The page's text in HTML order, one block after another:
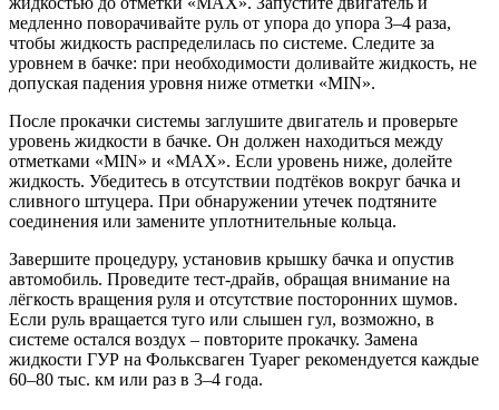
медленно поворачивайте руль от упора до упора 3–4 раза,
чтобы жидкость распределилась по системе. Следите за
уровнем в бачке: при необходимости доливайте жидкость, не
допуская падения уровня ниже отметки «MIN».
После прокачки системы заглушите двигатель и проверьте
уровень жидкости в бачке. Он должен находиться между
отметками «MIN» и «MAX». Если уровень ниже, долейте
жидкость. Убедитесь в отсутствии подтёков вокруг бачка и
сливного штуцера. При обнаружении утечек подтяните
соединения или замените уплотнительные кольца.
Завершите процедуру, установив крышку бачка и опустив
автомобиль. Проведите тест-драйв, обращая внимание на
лёгкость вращения руля и отсутствие посторонних шумов.
Если руль вращается туго или слышен гул, возможно, в
системе остался воздух – повторите прокачку. Замена
жидкости ГУР на Фольксваген Туарег рекомендуется каждые
60–80 тыс. км или раз в 3–4 года.